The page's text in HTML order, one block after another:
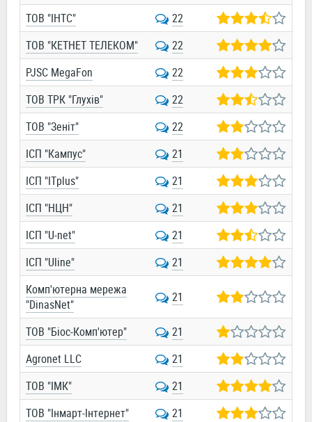
ТОВ "ІНТС"
22
ТОВ "КЕТНЕТ ТЕЛЕКОМ"
22
PJSC MegaFon
22
ТОВ ТРК "Глухів"
22
ТОВ "Зеніт"
22
ІСП "Кампус"
21
ІСП "ITplus"
21
ІСП "НЦН"
21
ІСП "U-net"
21
ІСП "Uline"
21
Комп'ютерна мережа
"DinasNet"
21
ТОВ "Біос-Комп'ютер"
21
Agronet LLC
21
ТОВ "ІМК"
21
ТОВ "Інмарт-Інтернет"
21